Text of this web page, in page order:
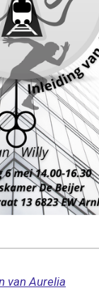
van Aurelia